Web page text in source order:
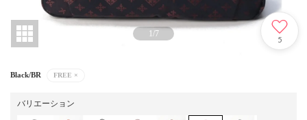
1/7
5
Black/BR FREE ×
バリエーション